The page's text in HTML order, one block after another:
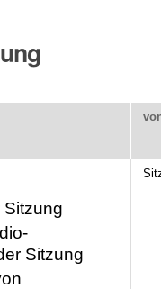
Sitzung